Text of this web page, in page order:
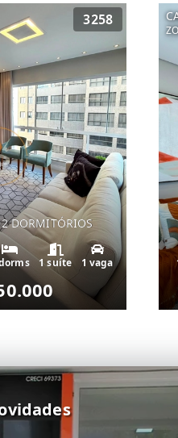
3258
DORMITÓRIOS
1 suíte 1 vaga